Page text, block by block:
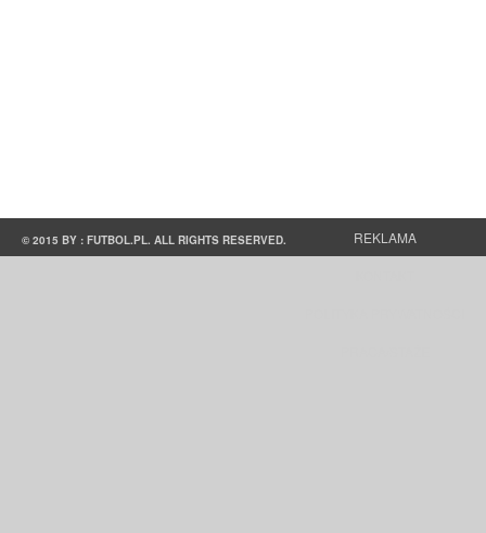
© 2015 BY : FUTBOL.PL. ALL RIGHTS RESERVED. REKLAMA